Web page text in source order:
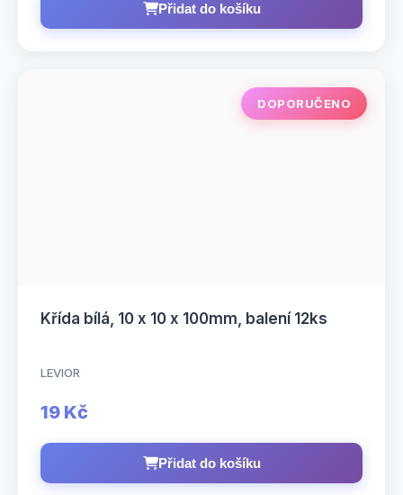
Přidat do košíku
DOPORUČENO
Křída bílá, 10 x 10 x 100mm, balení 12ks
LEVIOR
19 Kč
Přidat do košíku